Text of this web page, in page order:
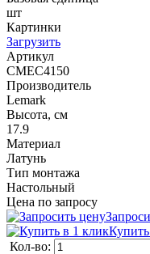
шт
Картинки
Загрузить
Артикул
СМЕС4150
Производитель
Lemark
Высота, см
17.9
Материал
Латунь
Тип монтажа
Настольный
Цена по запросу
Кол-во: